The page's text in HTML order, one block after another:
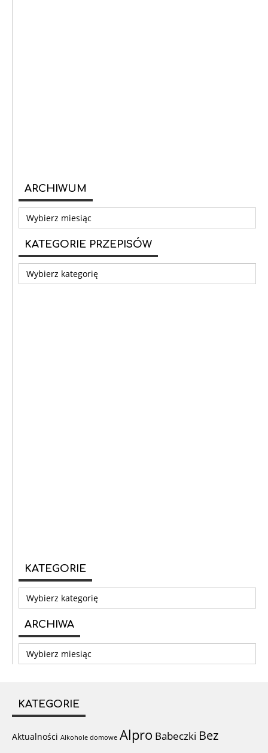
ARCHIWUM
Archiwum
KATEGORIE PRZEPISÓW
Kategorie
przepisów
KATEGORIE
Kategorie
ARCHIWA
Archiwa
KATEGORIE
Aktualności Alkohole domowe Alpro Babeczki Bez